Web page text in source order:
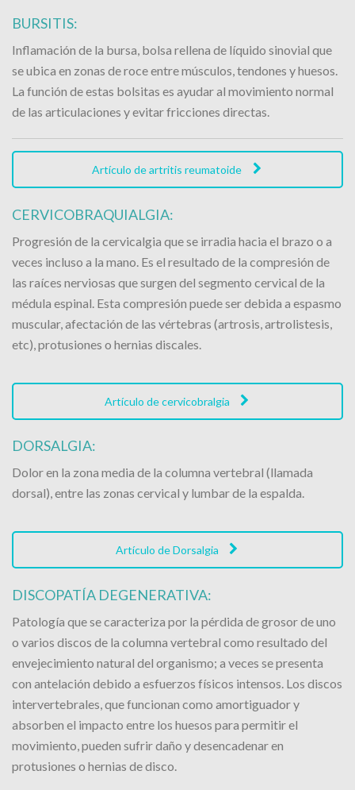
BURSITIS:
Inflamación de la bursa, bolsa rellena de líquido sinovial que
se ubica en zonas de roce entre músculos, tendones y huesos.
La función de estas bolsitas es ayudar al movimiento normal
de las articulaciones y evitar fricciones directas.
Artículo de artritis reumatoide
CERVICOBRAQUIALGIA:
Progresión de la cervicalgia que se irradia hacia el brazo o a
veces incluso a la mano. Es el resultado de la compresión de
las raíces nerviosas que surgen del segmento cervical de la
médula espinal. Esta compresión puede ser debida a espasmo
muscular, afectación de las vértebras (artrosis, artrolistesis,
etc), protusiones o hernias discales.
Artículo de cervicobralgia
DORSALGIA:
Dolor en la zona media de la columna vertebral (llamada
dorsal), entre las zonas cervical y lumbar de la espalda.
Artículo de Dorsalgia
DISCOPATÍA DEGENERATIVA:
Patología que se caracteriza por la pérdida de grosor de uno
o varios discos de la columna vertebral como resultado del
envejecimiento natural del organismo; a veces se presenta
con antelación debido a esfuerzos físicos intensos. Los discos
intervertebrales, que funcionan como amortiguador y
absorben el impacto entre los huesos para permitir el
movimiento, pueden sufrir daño y desencadenar en
protusiones o hernias de disco.